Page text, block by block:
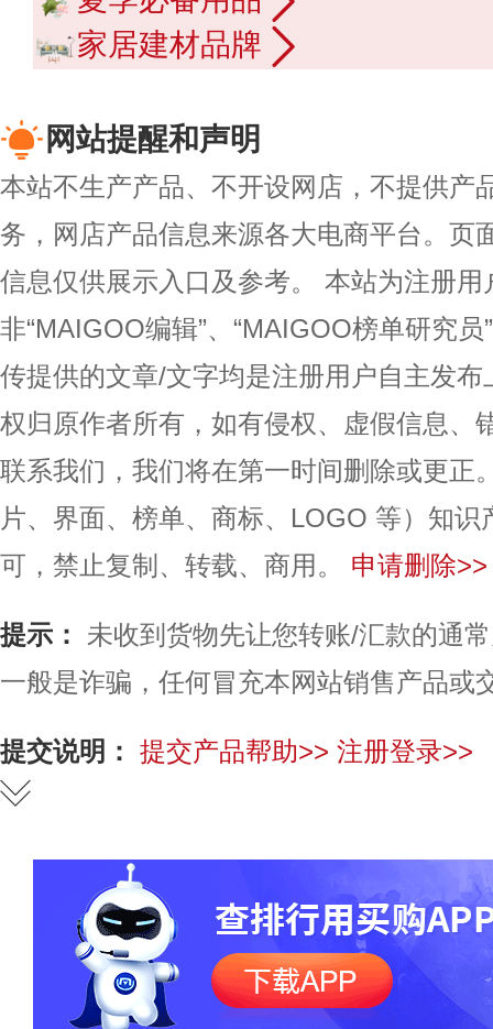
家居建材品牌
网站提醒和声明
本站不生产产品、不开设网店，不提供产
务，网店产品信息来源各大电商平台。页
信息仅供展示入口及参考。
本站为注册用
非“MAIGOO编辑”、“MAIGOO榜单研究
传提供的文章/文字均是注册用户自主发
权归原作者所有，如有侵权、虚假信息、
联系我们，我们将在第一时间删除或更正
片、界面、榜单、商标、LOGO 等）知
可，禁止复制、转载、商用。
申请删除>>
提示：
未收到货物先让您转账/汇款的通
一般是诈骗，任何冒充本网站销售产品或
提交说明： 提交产品帮助>> 注册登录>>